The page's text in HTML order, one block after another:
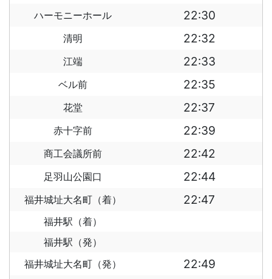
ハーモニーホール 22:30
清明 22:32
江端 22:33
ベル前 22:35
花堂 22:37
赤十字前 22:39
商工会議所前 22:42
足羽山公園口 22:44
福井城址大名町（着） 22:47
福井駅（着）
福井駅（発）
福井城址大名町（発）
22:49